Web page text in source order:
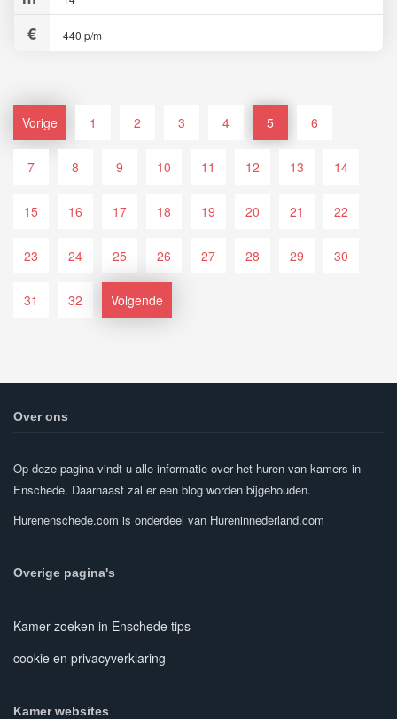
440 p/m
Vorige 1 2 3 4 5 6
7 8 9 10 11 12 13 14
15 16 17 18 19 20 21 22
23 24 25 26 27 28 29 30
31 32 Volgende
Over ons
Op deze pagina vindt u alle informatie over het huren van kamers in
Enschede. Daarnaast zal er een blog worden bijgehouden.
Hurenenschede.com is onderdeel van Hureninnederland.com
Overige pagina's
Kamer zoeken in Enschede tips
cookie en privacyverklaring
Kamer websites